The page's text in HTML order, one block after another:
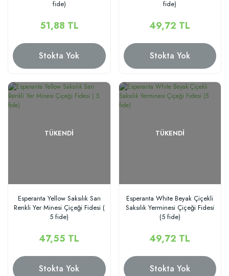
fide)
51,88 TL
Stokta Yok
fide)
49,72 TL
Stokta Yok
TÜKENDI
Esperanta Yellow Saksılık Sarı
Renkli Yer Minesi Çiçeği Fidesi (
5 fide)
47,55 TL
Stokta Yok
TÜKENDI
Esperanta White Beyak Çiçekli
Saksılık Yerminesi Çiçeği Fidesi
(5 fide)
49,72 TL
Stokta Yok